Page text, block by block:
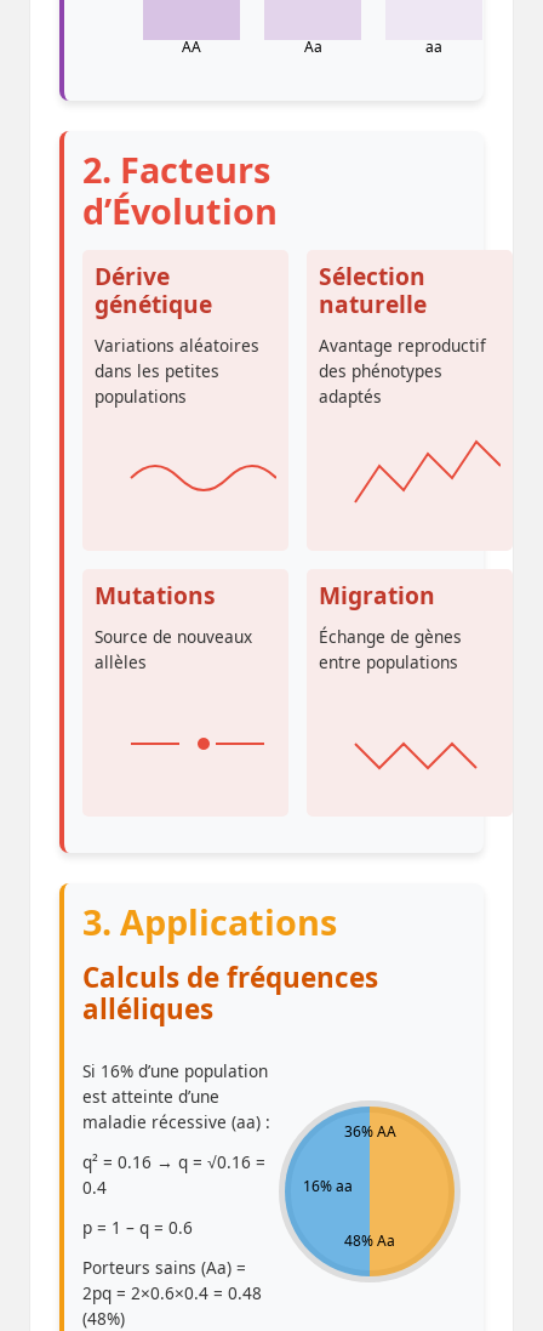
AA Aa aa
2. Facteurs
d’Évolution
Dérive
génétique
Variations aléatoires
dans les petites
populations
Sélection
naturelle
Avantage reproductif
des phénotypes
adaptés
Mutations
Source de nouveaux
allèles
Migration
Échange de gènes
entre populations
3. Applications
Calculs de fréquences
alléliques
Si 16% d’une population
est atteinte d’une
maladie récessive (aa) :
q² = 0.16 → q = √0.16 =
0.4
p = 1 – q = 0.6
Porteurs sains (Aa) =
2pq = 2×0.6×0.4 = 0.48
(48%)
36% AA
48% Aa
16% aa